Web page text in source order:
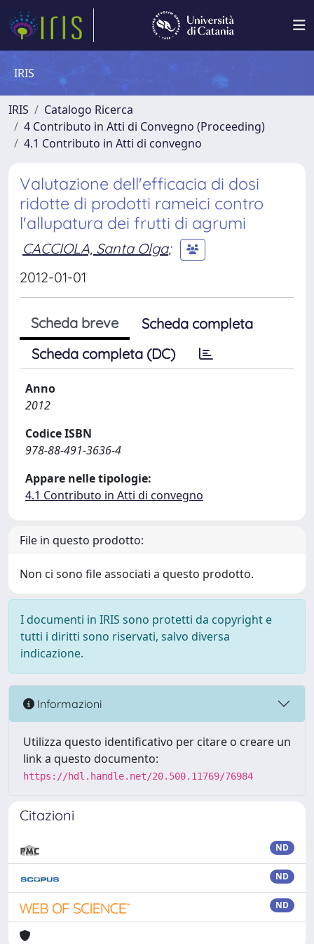
IRIS
IRIS
Catalogo Ricerca
4 Contributo in Atti di Convegno (Proceeding)
4.1 Contributo in Atti di convegno
Valutazione dell'efficacia di dosi
ridotte di prodotti rameici contro
l'allupatura dei frutti di agrumi
CACCIOLA, Santa Olga;
2012-01-01
Scheda breve
Scheda completa
Scheda completa (DC)
Anno
2012
Codice ISBN
978-88-491-3636-4
Appare nelle tipologie:
4.1 Contributo in Atti di convegno
File in questo prodotto:
Non ci sono file associati a questo prodotto.
I documenti in IRIS sono protetti da copyright e
tutti i diritti sono riservati, salvo diversa
indicazione.
Informazioni
Utilizza questo identificativo per citare o creare un
link a questo documento:
https://hdl.handle.net/20.500.11769/76984
Citazioni
ND
ND
ND